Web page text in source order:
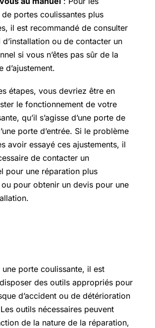
de portes coulissantes plus
il est recommandé de consulter
d’installation ou de contacter un
si vous n’êtes pas sûr de la
d’ajustement.
étapes, vous devriez être en
le fonctionnement de votre
qu’il s’agisse d’une porte de
porte d’entrée. Si le problème
avoir essayé ces ajustements, il
de contacter un
pour une réparation plus
pour obtenir un devis pour une
une porte coulissante, il est
des outils appropriés pour
d’accident ou de détérioration
outils nécessaires peuvent
de la nature de la réparation,